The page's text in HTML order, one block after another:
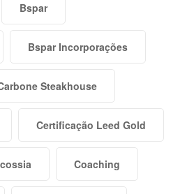
Bspar
Bspar Incorporações
Steakhouse
Certificação Leed Gold
Coaching